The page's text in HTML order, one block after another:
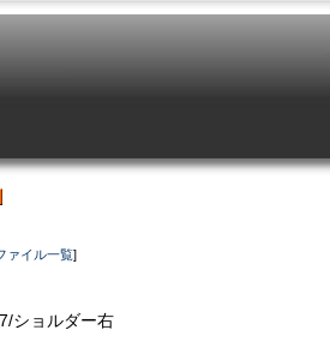
ァイル一覧]
ショルダー右